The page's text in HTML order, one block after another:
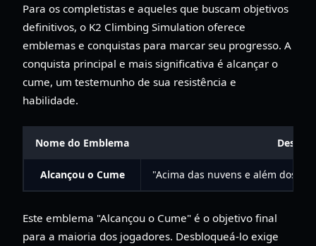
Para os completistas e aqueles que buscam objetivos
definitivos, o K2 Climbing Simulation oferece
emblemas e conquistas para marcar seu progresso. A
conquista principal e mais significativa é alcançar o
cume, um testemunho de sua resistência e
habilidade.
Nome do Emblema
Alcançou o Cume "Acima das nuvens e além dos
Este emblema "Alcançou o Cume" é o objetivo final
para a maioria dos jogadores. Desbloqueá-lo exige